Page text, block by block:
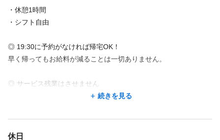
・試用期間なし
・残業手当
安心してキャリアを積み重ねていける
・休憩1時間
・シフト自由
◎ 19:30に予約がなければ帰宅OK！
早く帰ってもお給料が減ることは一切ありません。
◎ サービス残業はさせません
・朝礼、終礼、報告書の作成なし
・1時間前の出勤なども一切不要！
続きを見る
休日